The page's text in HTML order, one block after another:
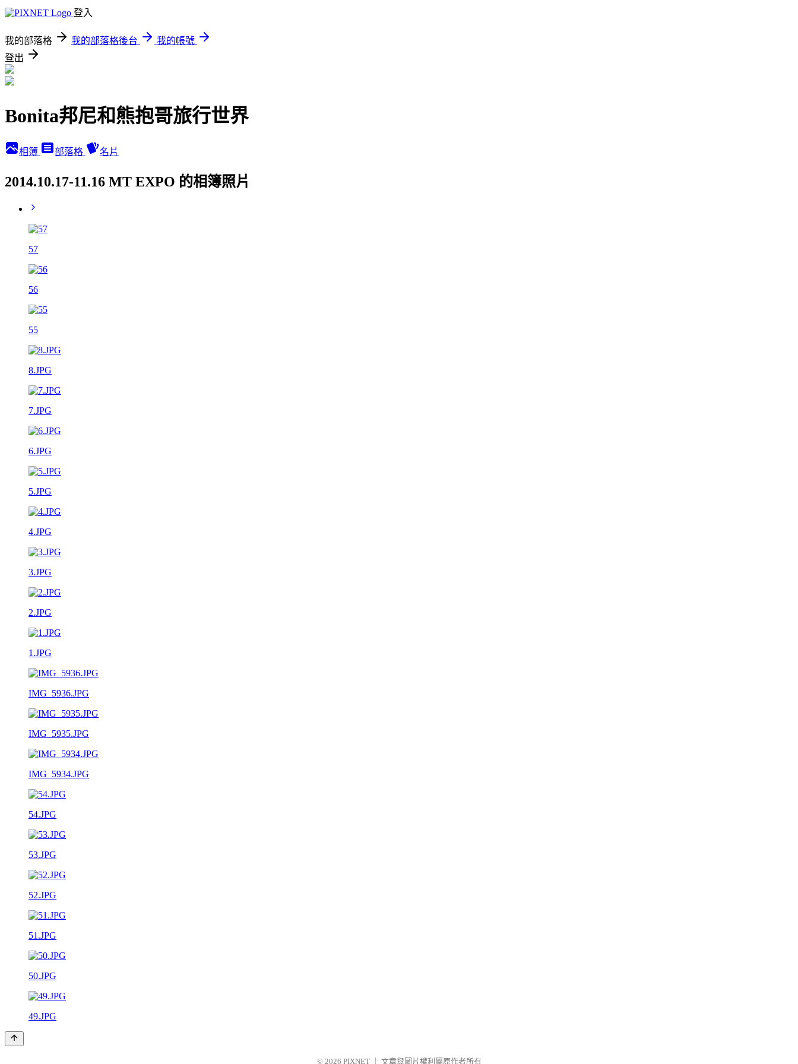
登入
我的部落格 我的部落格後台
我的帳號
登出
Bonita邦尼和熊抱哥旅行世界
相簿 部落格 名片
2014.10.17-11.16 MT EXPO 的相簿照片
57
56
55
8.JPG
7.JPG
6.JPG
5.JPG
4.JPG
3.JPG
2.JPG
1.JPG
IMG_5936.JPG
IMG_5935.JPG
IMG_5934.JPG
54.JPG
53.JPG
52.JPG
51.JPG
50.JPG
49.JPG
© 2026 PIXNET 文章與圖片權利屬原作者所有